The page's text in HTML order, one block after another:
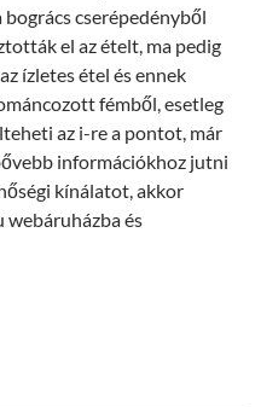
cserépedényből
el az ételt, ma pedig
ízletes étel és ennek
fémből, esetleg
az i-re a pontot, már
információkhoz jutni
kínálatot, akkor
webáruházba és